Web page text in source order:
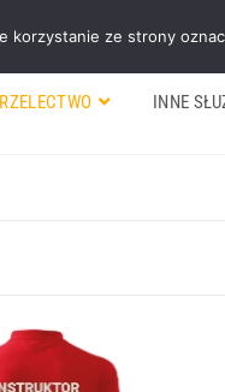
INNE
korzystanie ze strony